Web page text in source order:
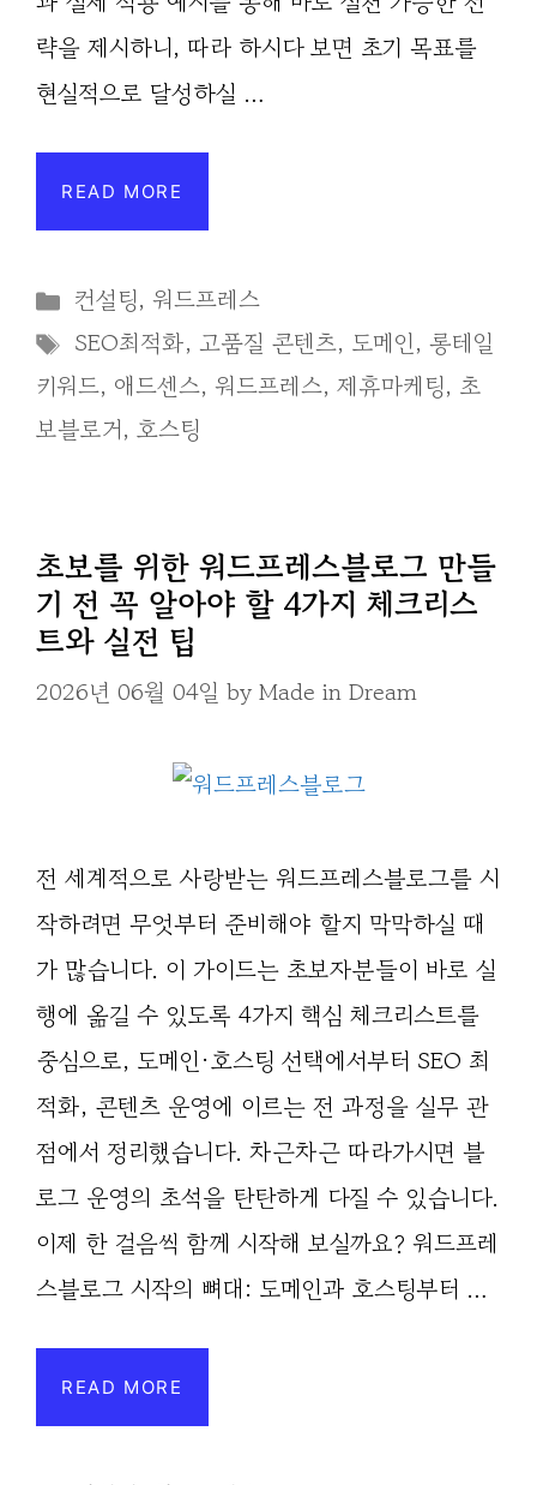
략을 제시하니, 따라 하시다 보면 초기 목표를
현실적으로 달성하실 …
READ MORE
Categories
컨설팅, 워드프레스
Tags
SEO최적화, 고품질 콘텐츠, 도메인, 롱테일
키워드, 애드센스, 워드프레스, 제휴마케팅, 초
보블로거, 호스팅
초보를 위한 워드프레스블로그 만들
기 전 꼭 알아야 할 4가지 체크리스
트와 실전 팁
2026년 06월 04일 by Made in Dream
전 세계적으로 사랑받는 워드프레스블로그를 시
작하려면 무엇부터 준비해야 할지 막막하실 때
가 많습니다. 이 가이드는 초보자분들이 바로 실
행에 옮길 수 있도록 4가지 핵심 체크리스트를
중심으로, 도메인·호스팅 선택에서부터 SEO 최
적화, 콘텐츠 운영에 이르는 전 과정을 실무 관
점에서 정리했습니다. 차근차근 따라가시면 블
로그 운영의 초석을 탄탄하게 다질 수 있습니다.
이제 한 걸음씩 함께 시작해 보실까요? 워드프레
스블로그 시작의 뼈대: 도메인과 호스팅부터 …
READ MORE